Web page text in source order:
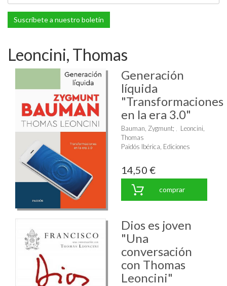
Suscríbete a nuestro boletín
Leoncini, Thomas
Generación
líquida
"Transformaciones
en la era 3.0"
Bauman, Zygmunt;
Leoncini,
Thomas
Paidós Ibérica, Ediciones
14,50 €
comprar
Dios es joven
"Una
conversación
con Thomas
Leoncini"